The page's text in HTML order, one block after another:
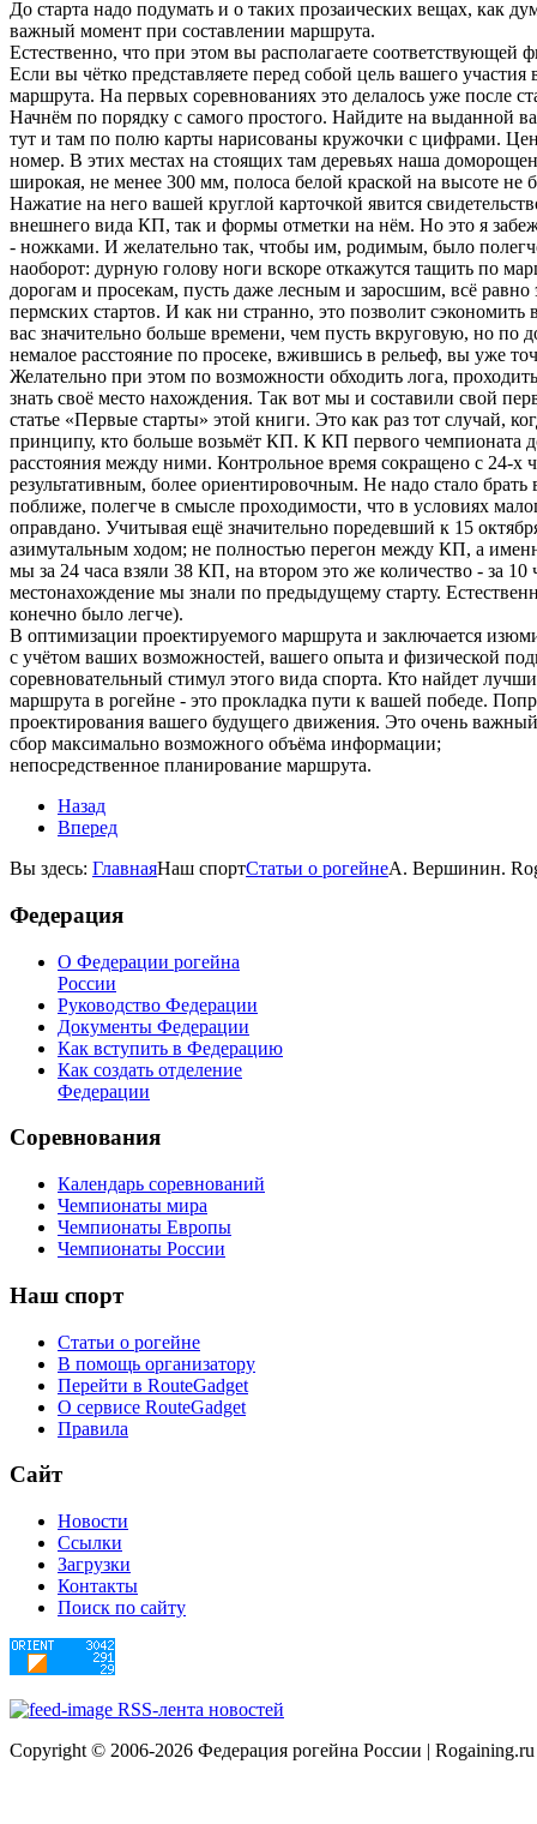
До старта надо подумать и о таких прозаических вещах, как
важный момент при составлении маршрута.
Естественно, что при этом вы располагаете
Если вы чётко представляете перед собой цель вашего
маршрута. На первых соревнованиях это делалось уже после
Начнём по порядку с самого простого. Найдите на выданной
тут и там по полю карты нарисованы кружочки с цифрами.
номер. В этих местах на стоящих там деревьях наша
широкая, не менее 300 мм, полоса белой краской на высоте не
Нажатие на него вашей круглой карточкой явится
внешнего вида КП, так и формы отметки на нём. Но это я
- ножками. И желательно так, чтобы им, родимым, было
наоборот: дурную голову ноги вскоре откажутся тащить по
дорогам и просекам, пусть даже лесным и заросшим, всё
пермских стартов. И как ни странно, это позволит
вас значительно больше времени, чем пусть вкруговую, но по
немалое расстояние по просеке, вжившись в рельеф, вы уже
Желательно при этом по возможности обходить лога,
знать своё место нахождения. Так вот мы и составили свой
статье «Первые старты» этой книги. Это как раз тот случай,
принципу, кто больше возьмёт КП. К КП первого чемпионата
расстояния между ними. Контрольное время сокращено с 24-х
результативным, более ориентировочным. Не надо стало
поближе, полегче в смысле проходимости, что в условиях
оправдано. Учитывая ещё значительно поредевший к 15
азимутальным ходом; не полностью перегон между КП, а
мы за 24 часа взяли 38 КП, на втором это же количество - за
местонахождение мы знали по предыдущему старту.
конечно было легче).
В оптимизации проектируемого маршрута и заключается
с учётом ваших возможностей, вашего опыта и физической
соревновательный стимул этого вида спорта. Кто найдет
маршрута в рогейне - это прокладка пути к вашей победе.
проектирования вашего будущего движения. Это очень
сбор максимально возможного объёма информации;
непосредственное планирование маршрута.
Назад
Вперед
Вы здесь: ГлавнаяНаш спортСтатьи о рогейнеА. Вершинин.
Федерация
О Федерации рогейна
России
Руководство Федерации
Документы Федерации
Как вступить в Федерацию
Как создать отделение
Федерации
Соревнования
Календарь соревнований
Чемпионаты мира
Чемпионаты Европы
Чемпионаты России
Наш спорт
Статьи о рогейне
В помощь организатору
Перейти в RouteGadget
О сервисе RouteGadget
Правила
Сайт
Новости
Ссылки
Загрузки
Контакты
Поиск по сайту
RSS-лента новостей
Copyright © 2006-2026 Федерация рогейна России | Rogaining.ru